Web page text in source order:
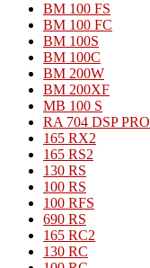
BM 100 FS
BM 100 FC
BM 100S
BM 100C
BM 200W
BM 200XF
MB 100 S
RA 704 DSP PRO
165 RX2
165 RS2
130 RS
100 RS
100 RFS
690 RS
165 RC2
130 RC